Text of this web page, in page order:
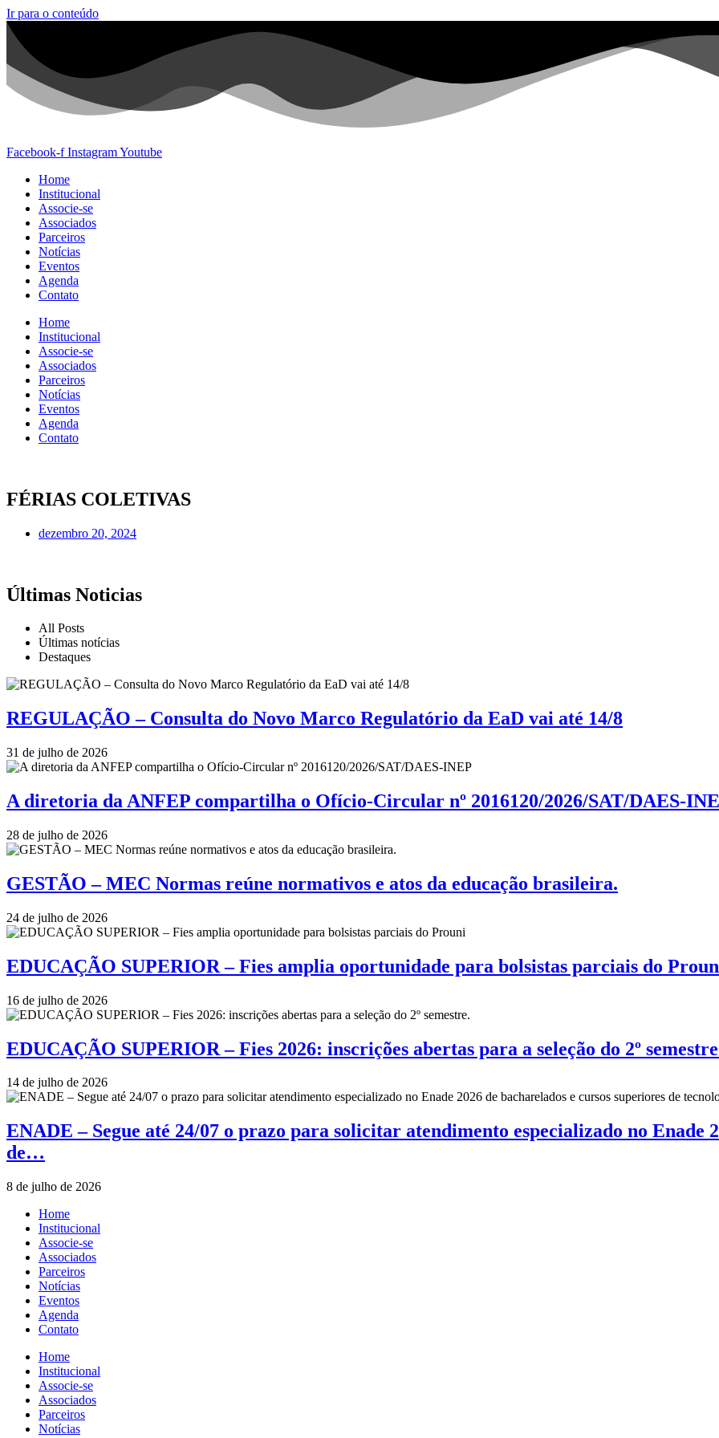
Ir para o conteúdo
Facebook-f InstagramYoutube
Home
Institucional
Associe-se
Associados
Parceiros
Notícias
Eventos
Agenda
Contato
Home
Institucional
Associe-se
Associados
Parceiros
Notícias
Eventos
Agenda
Contato
FÉRIAS COLETIVAS
dezembro 20, 2024
Últimas Noticias
All Posts
Últimas notícias
Destaques
REGULAÇÃO – Consulta do Novo Marco Regulatório da EaD vai até 14/8
31 de julho de 2026
A diretoria da ANFEP compartilha o Ofício-Circular nº 2016120/2026/SAT/DAES-
28 de julho de 2026
GESTÃO – MEC Normas reúne normativos e atos da educação brasileira.
24 de julho de 2026
EDUCAÇÃO SUPERIOR – Fies amplia oportunidade para bolsistas parciais do
16 de julho de 2026
EDUCAÇÃO SUPERIOR – Fies 2026: inscrições abertas para a seleção do 2º
14 de julho de 2026
ENADE – Segue até 24/07 o prazo para solicitar atendimento especializado no Enade
de…
8 de julho de 2026
Home
Institucional
Associe-se
Associados
Parceiros
Notícias
Eventos
Agenda
Contato
Home
Institucional
Associe-se
Associados
Parceiros
Notícias